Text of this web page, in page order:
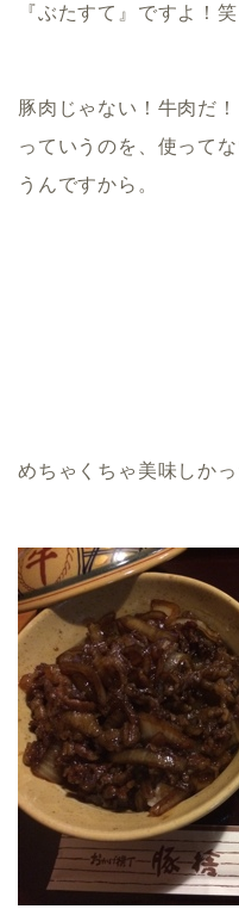
『ぶたすて』ですよ！笑
豚肉じゃない！牛肉だ！
っていうのを、使って
うんですから。
めちゃくちゃ美味しか